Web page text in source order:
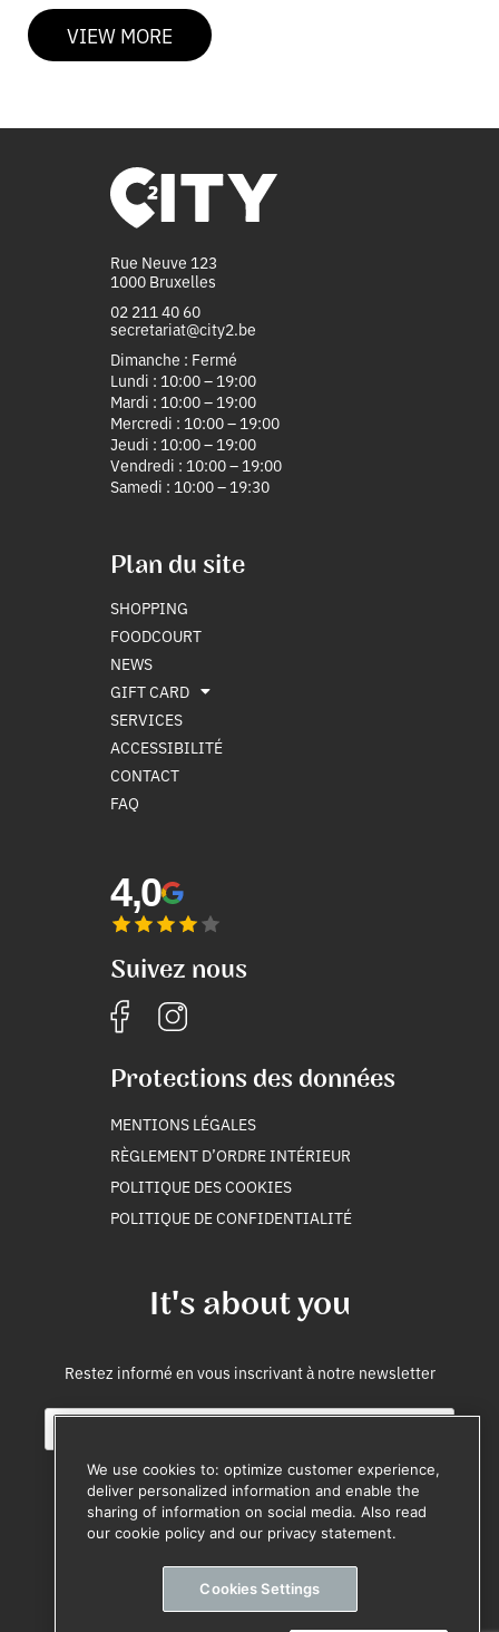
VIEW MORE
Rue Neuve 123
1000 Bruxelles
02 211 40 60
secretariat@city2.be
Dimanche : Fermé
Lundi : 10:00 – 19:00
Mardi : 10:00 – 19:00
Mercredi : 10:00 – 19:00
Jeudi : 10:00 – 19:00
Vendredi : 10:00 – 19:00
Samedi : 10:00 – 19:30
Plan du site
SHOPPING
FOODCOURT
NEWS
GIFT CARD
SERVICES
ACCESSIBILITÉ
CONTACT
FAQ
It's about you
Restez informé en vous inscrivant à notre newsletter
E
E
M'inscrire
Désinscription à tout moment
4,0
Suivez nous
Protections des données
MENTIONS LÉGALES
RÈGLEMENT D’ORDRE INTÉRIEUR
POLITIQUE DES COOKIES
POLITIQUE DE CONFIDENTIALITÉ
We use cookies to: optimize customer experience,
deliver personalized information and enable the
sharing of information on social media. Also read
our cookie policy and our privacy statement.
Cookies Settings